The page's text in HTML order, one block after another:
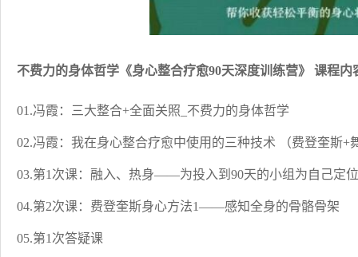
不费力的身体哲学《身心整合疗愈90天深度训练营》 课程内
01.冯霞：三大整合+全面关照_不费力的身体哲学
02.冯霞：我在身心整合疗愈中使用的三种技术 （费登奎斯+
03.第1次课：融入、热身——为投入到90天的小组为自己定位
04.第2次课：费登奎斯身心方法1——感知全身的骨骼骨架
05.第1次答疑课